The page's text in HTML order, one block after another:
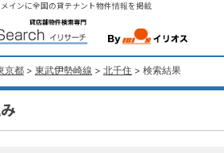
インに全国の貸テナント物件情報を掲載
京都 > 東武伊勢崎線 > 北千住 > 検索結果